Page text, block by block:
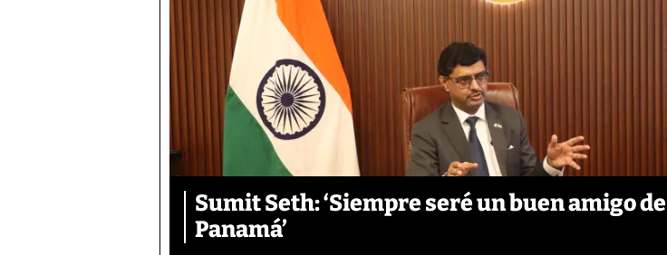
Sumit Seth: ‘Siempre seré un buen amigo de
Panamá’